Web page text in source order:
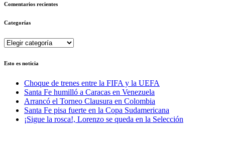
Comentarios recientes
Categorías
Categorías
Esto es noticia
Choque de trenes entre la FIFA y la UEFA
Santa Fe humilló a Caracas en Venezuela
Arrancó el Torneo Clausura en Colombia
Santa Fe pisa fuerte en la Copa Sudamericana
¡Sigue la rosca!, Lorenzo se queda en la Selección